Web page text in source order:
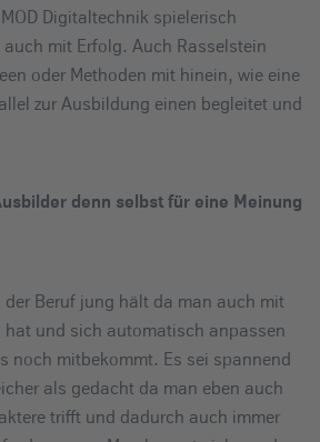
Digitaltechnik spielerisch
mit Erfolg. Auch Rasselstein
oder Methoden mit hinein, wie eine
zur Ausbildung einen begleitet und
denn selbst für eine Meinung
Beruf jung hält da man auch mit
hat und sich automatisch anpassen
noch mitbekommt. Es sei spannend
als gedacht da man eben auch
trifft und dadurch auch immer